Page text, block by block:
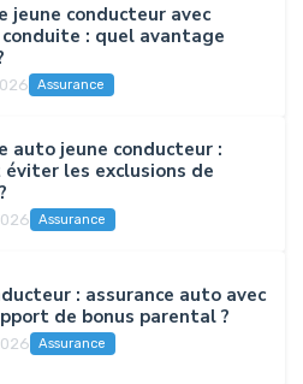
jeune conducteur avec
: quel avantage
Assurance
auto jeune conducteur :
éviter les exclusions de
Assurance
: assurance auto avec
de bonus parental ?
Assurance